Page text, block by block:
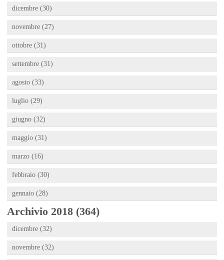
dicembre (30)
novembre (27)
ottobre (31)
settembre (31)
agosto (33)
luglio (29)
giugno (32)
maggio (31)
marzo (16)
febbraio (30)
gennaio (28)
Archivio 2018 (364)
dicembre (32)
novembre (32)